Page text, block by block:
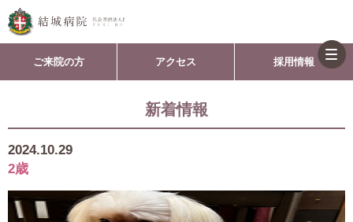
ご来院の方 アクセス 採用情報
新着情報
2024.10.29
2歳